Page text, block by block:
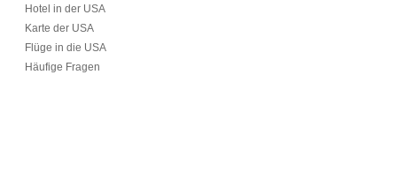
Hotel in der USA
Karte der USA
Flüge in die USA
Häufige Fragen